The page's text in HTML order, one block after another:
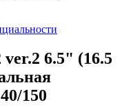
6.5" (16.5
150